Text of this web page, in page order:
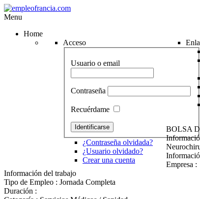
Menu
Home
Acceso
Usuario o email
Contraseña
Recuérdame
¿Contraseña olvidada?
¿Usuario olvidado?
Crear una cuenta
BOLSA
Empresa :
Información del trabajo
Tipo de Empleo : Jornada Completa
Duración :